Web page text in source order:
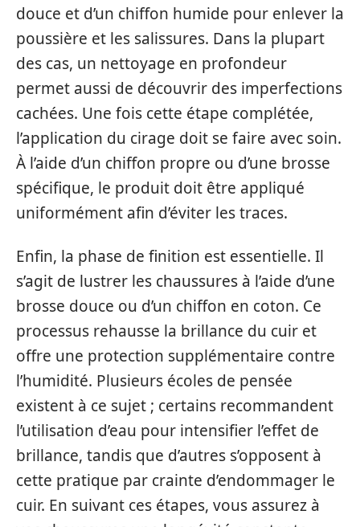
douce et d’un chiffon humide pour enlever la
poussière et les salissures. Dans la plupart
des cas, un nettoyage en profondeur
permet aussi de découvrir des imperfections
cachées. Une fois cette étape complétée,
l’application du cirage doit se faire avec soin.
À l’aide d’un chiffon propre ou d’une brosse
spécifique, le produit doit être appliqué
uniformément afin d’éviter les traces.
Enfin, la phase de finition est essentielle. Il
s’agit de lustrer les chaussures à l’aide d’une
brosse douce ou d’un chiffon en coton. Ce
processus rehausse la brillance du cuir et
offre une protection supplémentaire contre
l’humidité. Plusieurs écoles de pensée
existent à ce sujet ; certains recommandent
l’utilisation d’eau pour intensifier l’effet de
brillance, tandis que d’autres s’opposent à
cette pratique par crainte d’endommager le
cuir. En suivant ces étapes, vous assurez à